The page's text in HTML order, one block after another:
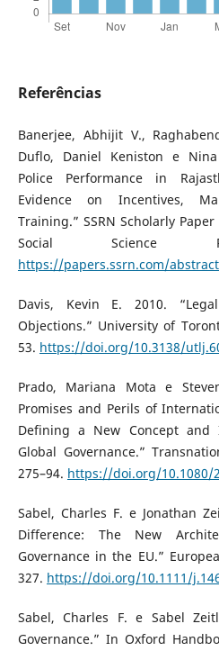
Referências
Banerjee, Abhijit V.,
Duflo, Daniel Keniston e
Police Performance in
Evidence on Incentives,
Training.” SSRN Scholarly
Social Science
https://papers.ssrn.com/
Davis, Kevin E. 2010.
Objections.” University of
53. https://doi.org/10.3138/
Prado, Mariana Mota e
Promises and Perils of
Defining a New Concept
Global Governance.”
275–94. https://doi.org/10.1080/
Sabel, Charles F. e Jonathan
Difference: The New
Governance in the EU.”
327. https://doi.org/10.1111/
Sabel, Charles F. e Sabel
Governance.” In Oxford